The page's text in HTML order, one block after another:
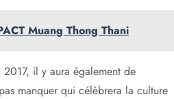
Muang Thong Thani
il y aura également de
manquer qui célèbrera la culture